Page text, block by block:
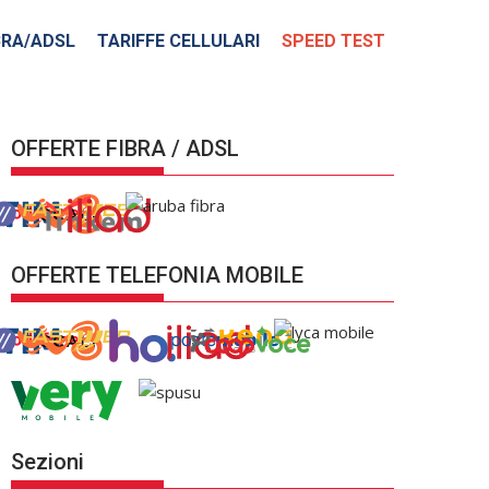
ADSL TARIFFE CELLULARI SPEED TEST
OFFERTE FIBRA / ADSL
OFFERTE TELEFONIA MOBILE
Sezioni